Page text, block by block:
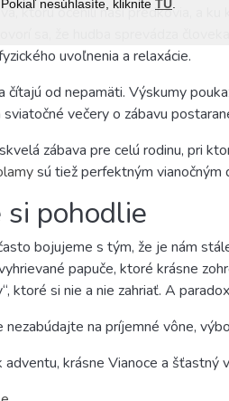
Pokiaľ nesúhlasíte, klikniteTU
ktorú ocenili naši predkovia, a
sa, že hudba sprevádza
uvoľnenia a relaxácie.
čítajú od nepamäti. Výskumy
sviatočné večery o zábavu
zábava pre celú rodinu, pri
sú tiež perfektným vianočným
pohodlie
bojujeme s tým, že je nám
papuče, ktoré krásne
ktoré si nie a nie zahriať. A
na príjemné vône,
adventu, krásne Vianoce a